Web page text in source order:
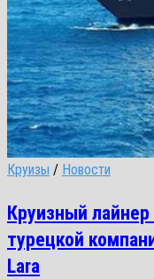
Круизы / Новости
Круизный
турецкой
Lara